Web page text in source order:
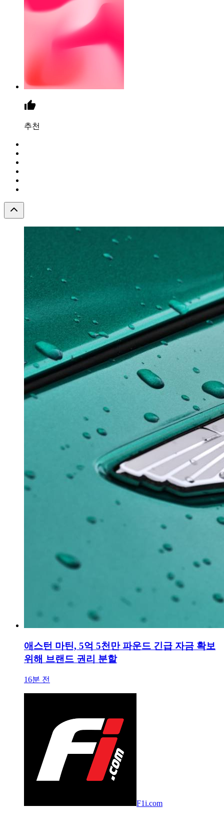
추천
애스턴 마틴, 5억 5천만 파운드 긴급 자금 확보
위해 브랜드 권리 분할
16분 전
F1i.com